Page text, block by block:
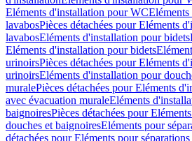
Eléments d'installation pour WC
lavabosPièces détachées pour Eléments
lavabosEléments d'installation pour bidets
Eléments d'installation pour bidets
urinoirsPièces détachées pour Eléments
urinoirsEléments d'installation pour
muralePièces détachées pour Eléments
avec évacuation muraleEléments
baignoiresPièces détachées pour
douches et baignoiresEléments pour
détachées pour Eléments pour